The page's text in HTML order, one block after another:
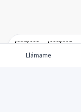
🇪🇸 🇺🇸
Llámame